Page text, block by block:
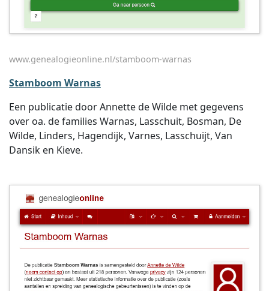
www.genealogieonline.nl/stamboom-warnas
Stamboom Warnas
Een publicatie door Annette de Wilde met gegevens
over oa. de families Warnas, Lasschuit, Bosman, De
Wilde, Linders, Hagendijk, Varnes, Lasschuijt, Van
Dansik en Kieve.